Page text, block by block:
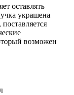
оставлять
украшена
возможен